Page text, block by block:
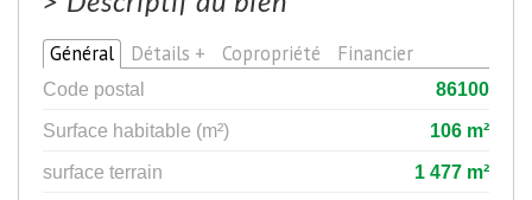
Général Détails + Copropriété Financier
Code postal
86100
Surface habitable (m²)
106 m²
surface terrain
1 477 m²